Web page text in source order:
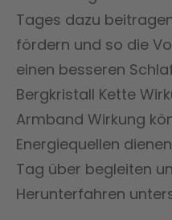
Tages dazu
fördern und so die
einen besseren
Bergkristall Kette
Armband Wirkung
Energiequellen
Tag über begleiten
Herunterfahren